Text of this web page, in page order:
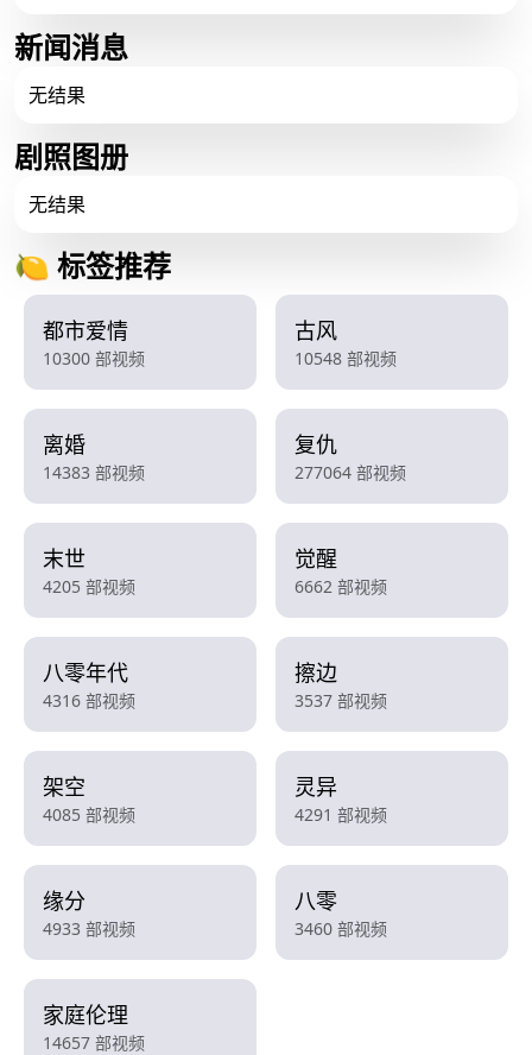
新闻消息
无结果
剧照图册
无结果
🍋 标签推荐
都市爱情
10300 部视频
古风
10548 部视频
离婚
14383 部视频
复仇
277064 部视频
末世
4205 部视频
觉醒
6662 部视频
八零年代
4316 部视频
擦边
3537 部视频
架空
4085 部视频
灵异
4291 部视频
缘分
4933 部视频
八零
3460 部视频
家庭伦理
14657 部视频